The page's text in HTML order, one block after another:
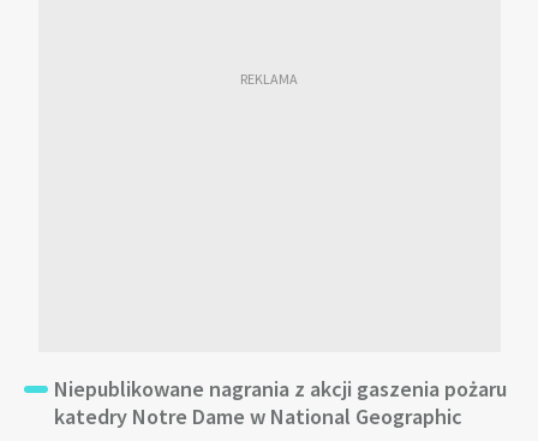
Niepublikowane nagrania z akcji gaszenia pożaru
katedry Notre Dame w National Geographic